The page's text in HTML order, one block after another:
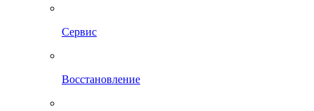
Сервис
Восстановление